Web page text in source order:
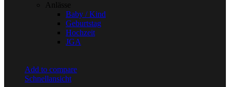
Anlässe
Baby / Kind
Geburtstag
Hochzeit
JGA
Add to compare
Schnellansicht